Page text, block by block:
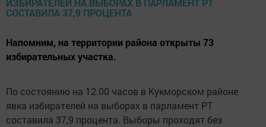
Напомним, на территории района открыты 73
избирательных участка.
По состоянию на 12.00 часов в Кукморском районе
явка избирателей на выборах в парламент РТ
составила 37,9 процента. Выборы проходят без